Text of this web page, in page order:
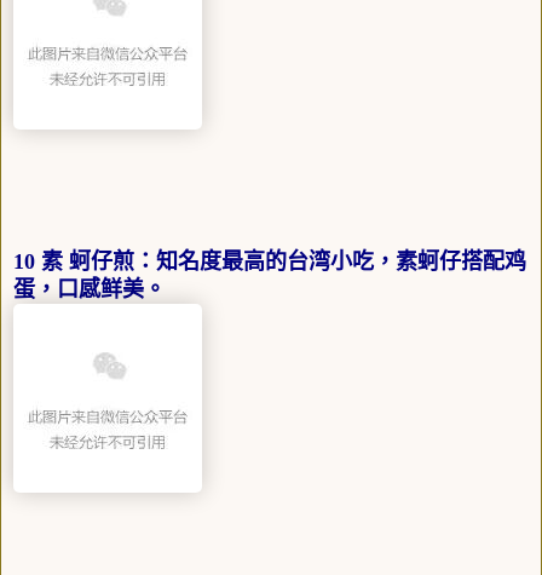
10 素 蚵仔煎：知名度最高的台湾小吃，素蚵仔搭配鸡
蛋，口感鲜美。